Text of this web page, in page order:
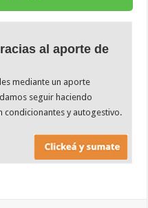
al aporte de
mediante un aporte
seguir haciendo
y autogestivo.